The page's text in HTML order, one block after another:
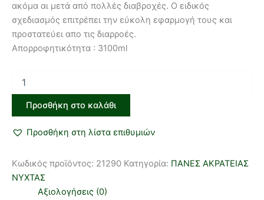
ακόμα αι μετά από πολλές διαβροχές. Ο ειδικός
σχεδιασμός επιτρέπει την εύκολη εφαρμογή τους και
προστατεύει απο τις διαρροές.
Απορροφητικότητα : 3100ml
Προσθήκη στο καλάθι
Προσθήκη στη λίστα επιθυμιών
Κωδικός προϊόντος: 21290 Κατηγορία: ΠΑΝΕΣ ΑΚΡΑΤΕΙΑΣ
ΝΥΧΤΑΣ
Αξιολογήσεις (0)